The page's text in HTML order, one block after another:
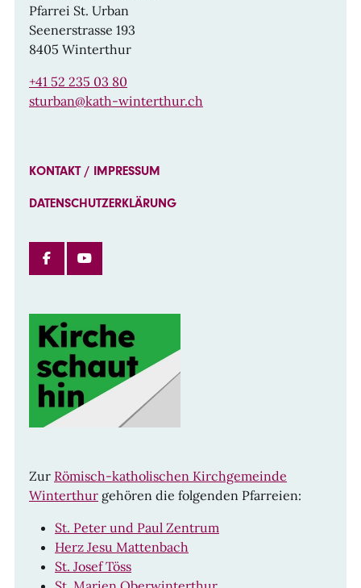
Pfarrei St. Urban
Seenerstrasse 193
8405 Winterthur
+41 52 235 03 80
sturban@kath-winterthur.ch
KONTAKT / IMPRESSUM
DATENSCHUTZERKLÄRUNG
FACEBOOK
INSTAGRAM
Zur Römisch-katholischen Kirchgemeinde
Winterthur gehören die folgenden Pfarreien:
St. Peter und Paul Zentrum
Herz Jesu Mattenbach
St. Josef Töss